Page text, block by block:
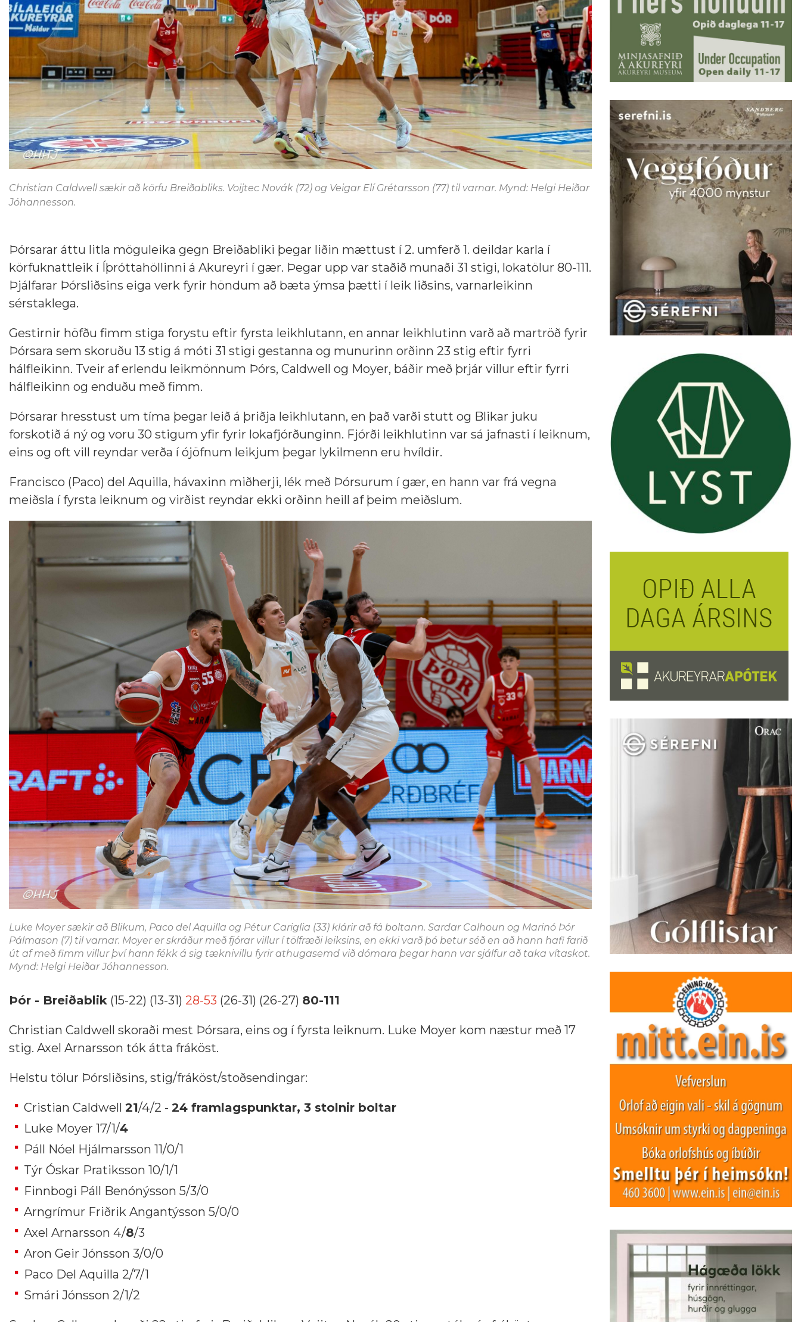
Christian Caldwell sækir að körfu Breiðabliks. Voijtec Novák (72) og Veigar Elí Grétarsson (77) til varnar. Mynd: Helgi Heiðar
Jóhannesson.
Þórsarar áttu litla möguleika gegn Breiðabliki þegar liðin mættust í 2. umferð 1. deildar karla í
körfuknattleik í Íþróttahöllinni á Akureyri í gær. Þegar upp var staðið munaði 31 stigi, lokatölur 80-111.
Þjálfarar Þórsliðsins eiga verk fyrir höndum að bæta ýmsa þætti í leik liðsins, varnarleikinn
sérstaklega.
Gestirnir höfðu fimm stiga forystu eftir fyrsta leikhlutann, en annar leikhlutinn varð að martröð fyrir
Þórsara sem skoruðu 13 stig á móti 31 stigi gestanna og munurinn orðinn 23 stig eftir fyrri
hálfleikinn. Tveir af erlendu leikmönnum Þórs, Caldwell og Moyer, báðir með þrjár villur eftir fyrri
hálfleikinn og enduðu með fimm.
Þórsarar hresstust um tíma þegar leið á þriðja leikhlutann, en það varði stutt og Blikar juku
forskotið á ný og voru 30 stigum yfir fyrir lokafjórðunginn. Fjórði leikhlutinn var sá jafnasti í leiknum,
eins og oft vill reyndar verða í ójöfnum leikjum þegar lykilmenn eru hvíldir.
Francisco (Paco) del Aquilla, hávaxinn miðherji, lék með Þórsurum í gær, en hann var frá vegna
meiðsla í fyrsta leiknum og virðist reyndar ekki orðinn heill af þeim meiðslum.
Luke Moyer sækir að Blikum, Paco del Aquilla og Pétur Cariglia (33) klárir að fá boltann. Sardar Calhoun og Marinó Þór
Pálmason (7) til varnar. Moyer er skráður með fjórar villur í tölfræði leiksins, en ekki varð þó betur séð en að hann hafi farið
út af með fimm villur því hann fékk á sig tæknivillu fyrir athugasemd við dómara þegar hann var sjálfur að taka vítaskot.
Mynd: Helgi Heiðar Jóhannesson.
Þór - Breiðablik (15-22) (13-31) 28-53 (26-31) (26-27) 80-111
Christian Caldwell skoraði mest Þórsara, eins og í fyrsta leiknum. Luke Moyer kom næstur með 17
stig. Axel Arnarsson tók átta fráköst.
Helstu tölur Þórsliðsins, stig/fráköst/stoðsendingar:
Cristian Caldwell 21/4/2 - 24 framlagspunktar, 3 stolnir boltar
Luke Moyer 17/1/4
Páll Nóel Hjálmarsson 11/0/1
Týr Óskar Pratiksson 10/1/1
Finnbogi Páll Benónýsson 5/3/0
Arngrímur Friðrik Angantýsson 5/0/0
Axel Arnarsson 4/8/3
Aron Geir Jónsson 3/0/0
Paco Del Aquilla 2/7/1
Smári Jónsson 2/1/2